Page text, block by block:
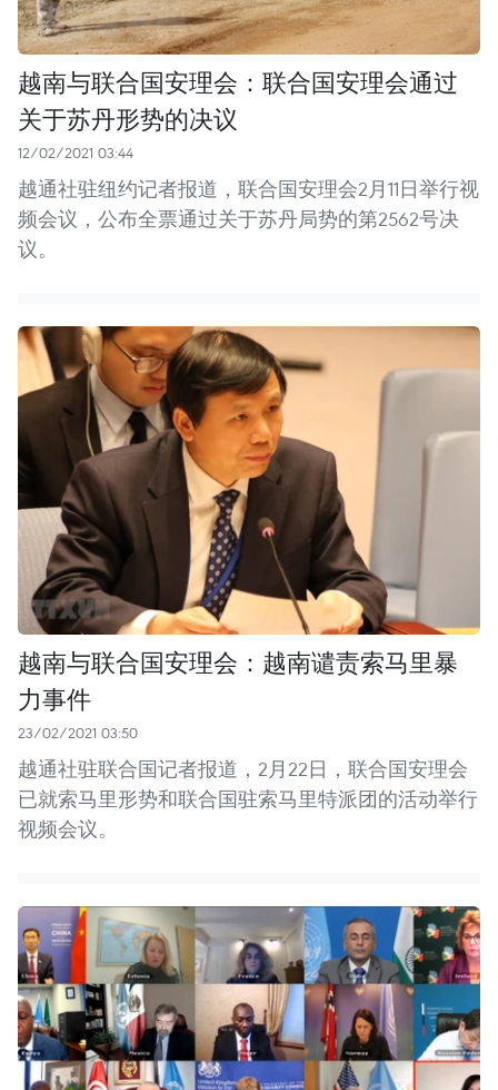
越南与联合国安理会：联合国安理会通过
关于苏丹形势的决议
12/02/2021 03:44
越通社驻纽约记者报道，联合国安理会2月11日举行视
频会议，公布全票通过关于苏丹局势的第2562号决
议。
越南与联合国安理会：越南谴责索马里暴
力事件
23/02/2021 03:50
越通社驻联合国记者报道，2月22日，联合国安理会
已就索马里形势和联合国驻索马里特派团的活动举行
视频会议。